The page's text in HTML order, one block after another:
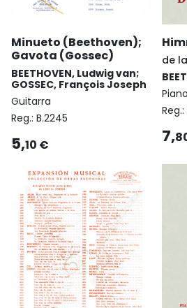
Minueto (Beethoven);
Gavota (Gossec)
BEETHOVEN, Ludwig van;
GOSSEC, François Joseph
Guitarra
Reg.: B.2245
5,10 €
de
Piano
Reg.:
7,